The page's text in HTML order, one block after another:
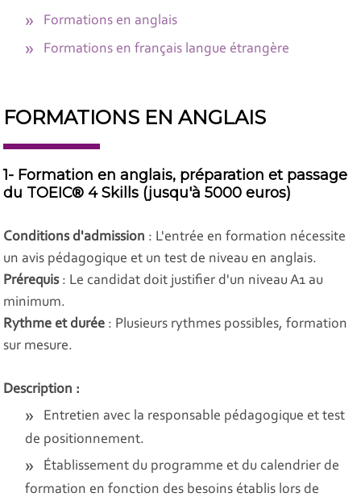
Formations en anglais
Formations en français langue étrangère
FORMATIONS EN ANGLAIS
1- Formation en anglais, préparation et passage
du TOEIC® 4 Skills (jusqu'à 5000 euros)
Conditions d'admission : L'entrée en formation nécessite
un avis pédagogique et un test de niveau en anglais.
Prérequis: Le candidat doit justifier d'un niveau A1 au
minimum.
Rythme et durée : Plusieurs rythmes possibles, formation
sur mesure.
Description :
Entretien avec la responsable pédagogique et test
de positionnement.
Établissement du programme et du calendrier de
formation en fonction des besoins établis lors de